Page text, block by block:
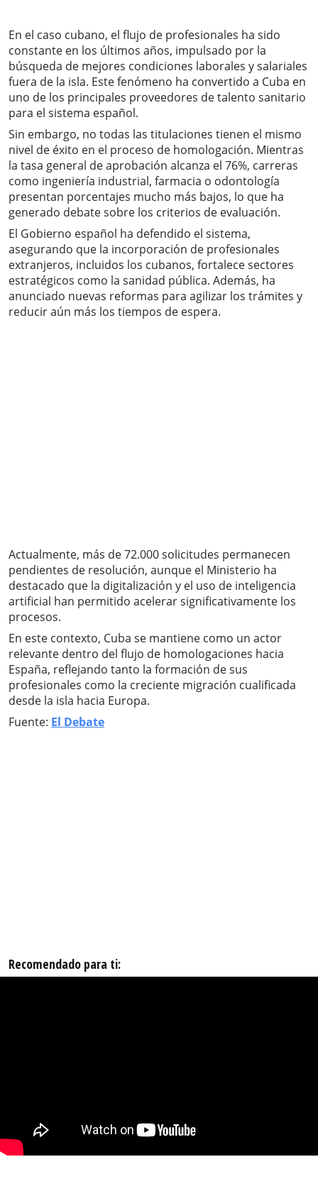
En el caso cubano, el flujo de profesionales ha sido
constante en los últimos años, impulsado por la
búsqueda de mejores condiciones laborales y salariales
fuera de la isla. Este fenómeno ha convertido a Cuba en
uno de los principales proveedores de talento sanitario
para el sistema español.
Sin embargo, no todas las titulaciones tienen el mismo
nivel de éxito en el proceso de homologación. Mientras
la tasa general de aprobación alcanza el 76%, carreras
como ingeniería industrial, farmacia o odontología
presentan porcentajes mucho más bajos, lo que ha
generado debate sobre los criterios de evaluación.
El Gobierno español ha defendido el sistema,
asegurando que la incorporación de profesionales
extranjeros, incluidos los cubanos, fortalece sectores
estratégicos como la sanidad pública. Además, ha
anunciado nuevas reformas para agilizar los trámites y
reducir aún más los tiempos de espera.
Actualmente, más de 72.000 solicitudes permanecen
pendientes de resolución, aunque el Ministerio ha
destacado que la digitalización y el uso de inteligencia
artificial han permitido acelerar significativamente los
procesos.
En este contexto, Cuba se mantiene como un actor
relevante dentro del flujo de homologaciones hacia
España, reflejando tanto la formación de sus
profesionales como la creciente migración cualificada
desde la isla hacia Europa.
Fuente: El Debate
Recomendado para ti: